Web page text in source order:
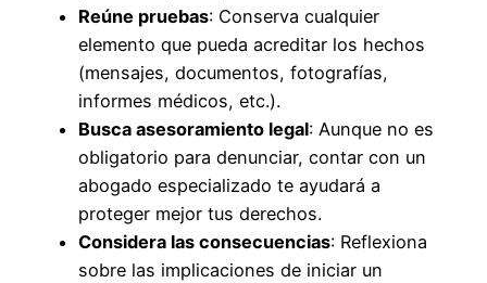
Reúne pruebas: Conserva cualquier
elemento que pueda acreditar los hechos
(mensajes, documentos, fotografías,
informes médicos, etc.).
Busca asesoramiento legal: Aunque no es
obligatorio para denunciar, contar con un
abogado especializado te ayudará a
proteger mejor tus derechos.
Considera las consecuencias: Reflexiona
sobre las implicaciones de iniciar un